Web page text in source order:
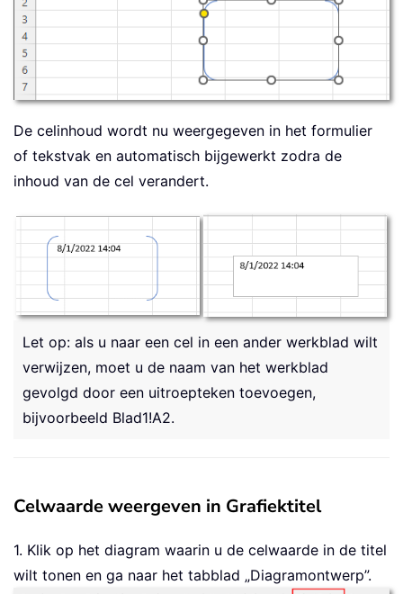
De celinhoud wordt nu weergegeven in het formulier
of tekstvak en automatisch bijgewerkt zodra de
inhoud van de cel verandert.
Let op: als u naar een cel in een ander werkblad wilt
verwijzen, moet u de naam van het werkblad
gevolgd door een uitroepteken toevoegen,
bijvoorbeeld Blad1!A2.
Celwaarde weergeven in Grafiektitel
1. Klik op het diagram waarin u de celwaarde in de titel
wilt tonen en ga naar het tabblad „Diagramontwerp”.